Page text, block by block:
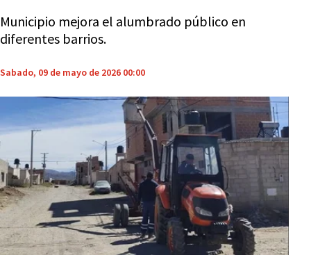
Municipio mejora el alumbrado público en
diferentes barrios.
Sabado, 09 de mayo de 2026 00:00